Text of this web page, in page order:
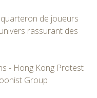
de joueurs
rassurant des